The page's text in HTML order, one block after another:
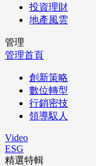
投資理財
地產風雲
管理
管理首頁
創新策略
數位轉型
行銷密技
領導馭人
Video
ESG
精選特輯